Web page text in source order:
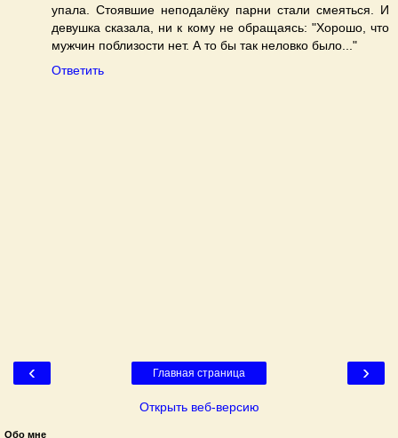
упала. Стоявшие неподалёку парни стали смеяться. И
девушка сказала, ни к кому не обращаясь: "Хорошо, что
мужчин поблизости нет. А то бы так неловко было..."
Ответить
‹ ›
Главная страница
Открыть веб-версию
Обо мне